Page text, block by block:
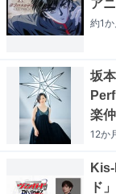
ア
約1か
坂
楽
12か
ド